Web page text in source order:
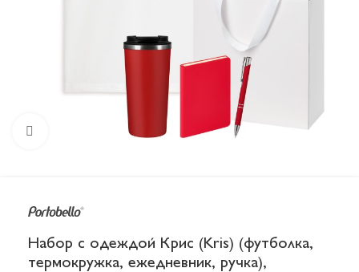
Набор с одеждой Крис (Kris) (футболка,
термокружка, ежедневник, ручка),